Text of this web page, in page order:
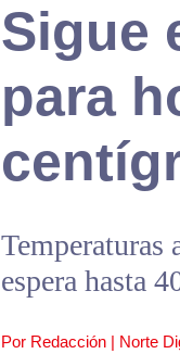
Sigue
para
Temperaturas
espera hasta
Por Redacción | Norte